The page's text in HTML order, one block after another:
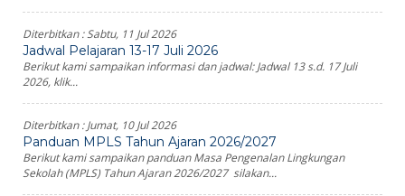
Diterbitkan :Sabtu, 11 Jul 2026
Jadwal Pelajaran 13-17 Juli 2026
Berikut kami sampaikan informasi dan jadwal: Jadwal 13 s.d. 17 Juli
2026, klik...
Diterbitkan :Jumat, 10 Jul 2026
Panduan MPLS Tahun Ajaran 2026/2027
Berikut kami sampaikan panduan Masa Pengenalan Lingkungan
Sekolah (MPLS) Tahun Ajaran 2026/2027 silakan...